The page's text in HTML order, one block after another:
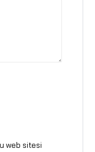
web sitesi